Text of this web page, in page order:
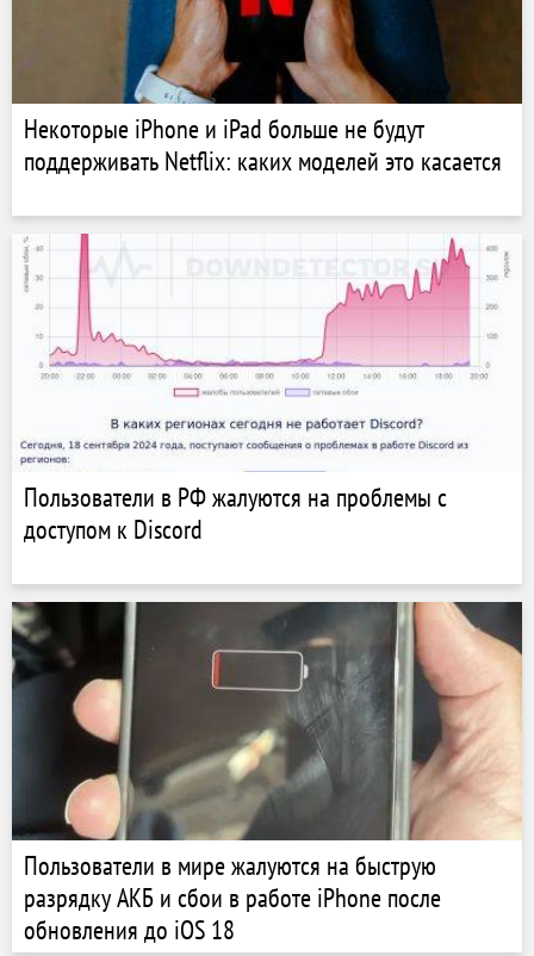
Некоторые iPhone и iPad больше не будут
поддерживать Netflix: каких моделей это касается
Пользователи в РФ жалуются на проблемы с
доступом к Discord
Пользователи в мире жалуются на быструю
разрядку АКБ и сбои в работе iPhone после
обновления до iOS 18